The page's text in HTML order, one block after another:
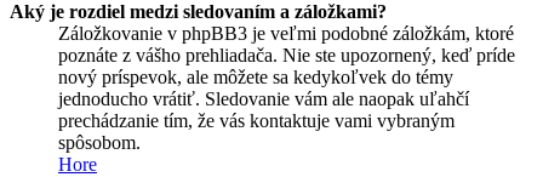
Aký je rozdiel medzi sledovaním a záložkami?
Záložkovanie v phpBB3 je veľmi podobné záložkám, ktoré
poznáte z vášho prehliadača. Nie ste upozornený, keď príde
nový príspevok, ale môžete sa kedykoľvek do témy
jednoducho vrátiť. Sledovanie vám ale naopak uľahčí
prechádzanie tím, že vás kontaktuje vami vybraným
spôsobom.
Hore